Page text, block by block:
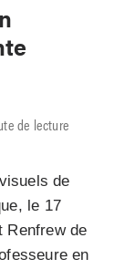
de lecture
de
le 17
Renfrew de
en